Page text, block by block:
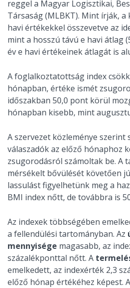
reggel a Magyar Logisztikai,
Társaság (MLBKT). Mint írják,
havi értékekkel összevetve az
mint a hosszú távú e havi átlag
év e havi értékeinek átlagát is
A foglalkoztatottság index
hónapban, értéke ismét
időszakban 50,0 pont körül
hónapban kisebb, mint
A szervezet közleménye szerint
válaszadók az előző hónaphoz
zsugorodásról számoltak be. A
mérsékelt bővülését követően
lassulást figyelhetünk meg a
BMI index nőtt, de továbbra is
Az indexek többségében
a fellendülési tartományban. Az
mennyisége magasabb, az
százalékponttal nőtt. A
emelkedett, az indexérték 2,3
előző hónap értékéhez képest. A